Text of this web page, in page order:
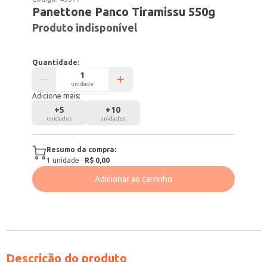
Panettone Panco Tiramissu 550g
Produto indisponível
Quantidade:
unidade
Adicione mais:
+5
unidades
+10
unidades
Resumo da compra:
1 unidade · R$ 0,00
Adicionar ao carrinho
Descrição do produto